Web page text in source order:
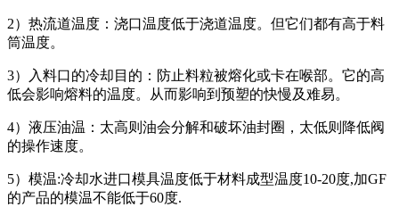
2）热流道温度：浇口温度低于浇道温度。但它们都有高于料
筒温度。
3）入料口的冷却目的：防止料粒被熔化或卡在喉部。它的高
低会影响熔料的温度。从而影响到预塑的快慢及难易。
4）液压油温：太高则油会分解和破坏油封圈，太低则降低阀
的操作速度。
5）模温:冷却水进口模具温度低于材料成型温度10-20度,加GF
的产品的模温不能低于60度.